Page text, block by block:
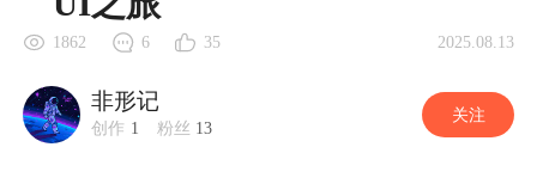
1862 6 35 2025.08.13
非形记
创作 1 粉丝 13
关注